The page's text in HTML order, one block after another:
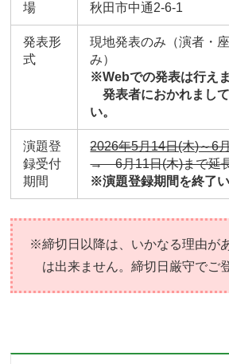
場
秋田市中通2-6-1
発表形
式
現地発表のみ（演者・
み）
※Webでの発表は行えま
発表者におかれまし
い。
演題登
録受付
期間
2026年5月14日(木)～6
→ 6月11日(木)まで延
※演題登録期間を終了
※締切日以降は、いかなる理由が
は出来ません。締切日厳守でご